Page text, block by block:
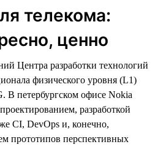
телекома:
ценно
Центра разработки технологий
физического уровня (L1)
В петербургском офисе Nokia
разработкой
CI, DevOps и, конечно,
прототипов перспективных